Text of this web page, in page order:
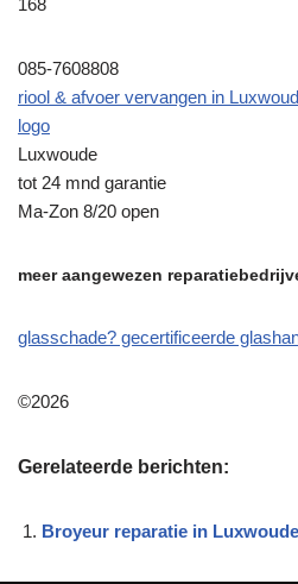
085-7608808
riool & afvoer vervangen in
logo
Luxwoude
tot 24 mnd garantie
Ma-Zon 8/20 open
meer aangewezen
glasschade? gecertificeerde
©2026
Gerelateerde berichten:
Broyeur reparatie in